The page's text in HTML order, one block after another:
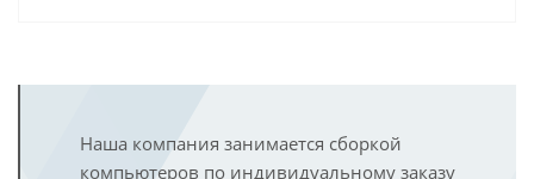
Наша компания занимается сборкой
компьютеров по индивидуальному заказу